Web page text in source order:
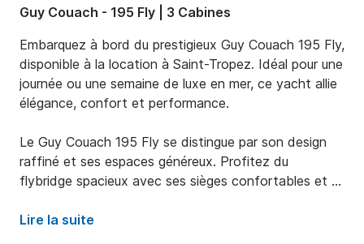
Guy Couach - 195 Fly | 3 Cabines
Embarquez à bord du prestigieux Guy Couach 195 Fly,
disponible à la location à Saint-Tropez. Idéal pour une
journée ou une semaine de luxe en mer, ce yacht allie
élégance, confort et performance.
Le Guy Couach 195 Fly se distingue par son design
raffiné et ses espaces généreux. Profitez du
flybridge spacieux avec ses sièges confortables et
panoramiques. Le pont avant dispose d'un vaste bain
Lire la suite